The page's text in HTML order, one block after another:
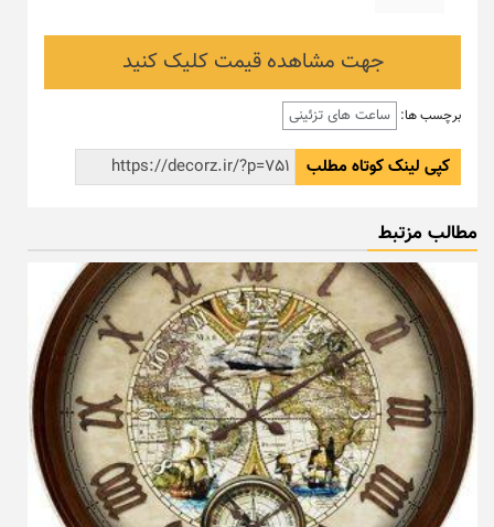
جهت مشاهده قیمت کلیک کنید
برچسب ها: ساعت های تزئینی
کپی لینک کوتاه مطلب
مطالب مزتبط